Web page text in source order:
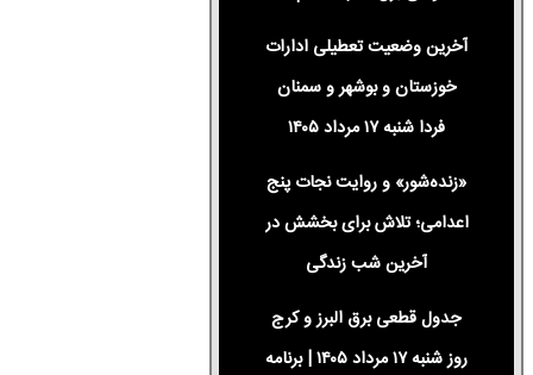
آخرین وضعیت تعطیلی ادارات
خوزستان و بوشهر و سمنان
فردا شنبه ۱۷ مرداد ۱۴۰۵
«زنده‌شور» و روایت نجات پنج
اعدامی؛ تلاش برای بخشش در
آخرین شب زندگی
جدول قطعی برق البرز و کرج
روز شنبه ۱۷ مرداد ۱۴۰۵ | برنامه